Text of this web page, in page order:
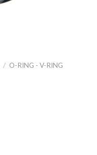
/ O-RING - V-RING